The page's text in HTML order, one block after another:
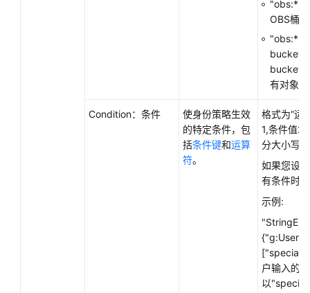
OBS桶。
bucket/
bucket
有对象。
Condition：条件
使身份策略生效
的特定条件，包
括条件键和运算
符。
格式为“运
1,条件值
分大小写。
如果您设
有条件时
示例:
户输入的
以